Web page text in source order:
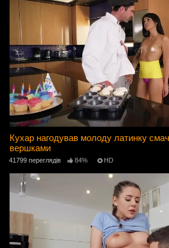
Кухар нагодував молоду латинку
вершками
41799 переглядів 84% HD